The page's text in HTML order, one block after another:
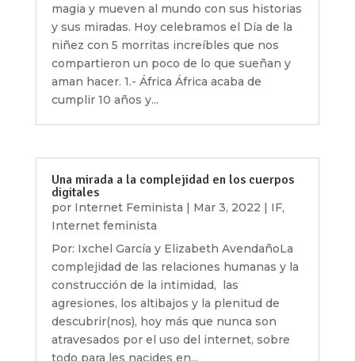
magia y mueven al mundo con sus historias
y sus miradas. Hoy celebramos el Día de la
niñez con 5 morritas increíbles que nos
compartieron un poco de lo que sueñan y
aman hacer. 1.- África África acaba de
cumplir 10 años y...
Una mirada a la complejidad en los cuerpos
digitales
por Internet Feminista | Mar 3, 2022 | IF,
Internet feminista
Por: Ixchel García y Elizabeth AvendañoLa
complejidad de las relaciones humanas y la
construcción de la intimidad, las
agresiones, los altibajos y la plenitud de
descubrir(nos), hoy más que nunca son
atravesados por el uso del internet, sobre
todo para les nacides en...